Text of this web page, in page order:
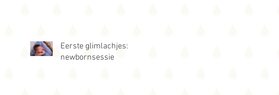
Eerste glimlachjes:
newbornsessie